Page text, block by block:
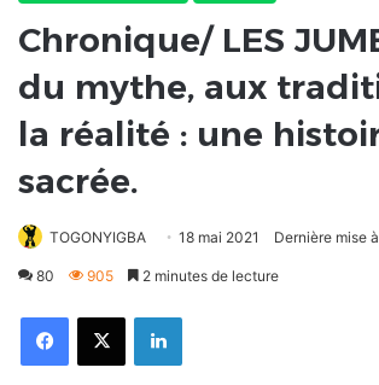
Chronique/ LES
du mythe, aux
la réalité : une
sacrée.
TOGONYIGBA 18 mai 2021 Dernière mise
80 905 2 minutes de lecture
FacebookX Linkedin